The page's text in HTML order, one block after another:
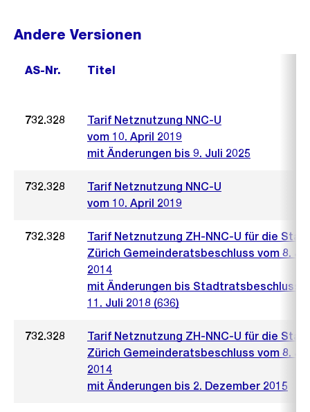
Andere Versionen
AS-Nr. Titel
732.328
Tarif Netznutzung NNC-U
vom 10. April 2019
mit Änderungen bis 9. Juli 2025
732.328
Tarif Netznutzung NNC-U
vom 10. April 2019
732.328
Tarif Netznutzung ZH-NNC-U für die
Zürich Gemeinderatsbeschluss vom 8.
2014
mit Änderungen bis Stadtratsbeschluss
11. Juli 2018 (636)
732.328
Tarif Netznutzung ZH-NNC-U für die
Zürich Gemeinderatsbeschluss vom 8.
2014
mit Änderungen bis 2. Dezember 2015